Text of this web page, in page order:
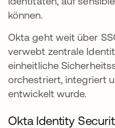
können.
Okta geht weit über
verwebt zentrale
einheitliche
orchestriert, integriert
entwickelt wurde.
Okta Identity